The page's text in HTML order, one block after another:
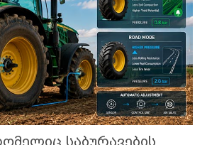
საბურავების